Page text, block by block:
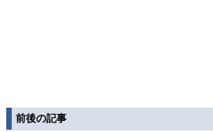
前後の記事